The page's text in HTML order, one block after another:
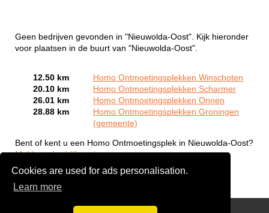
Cookies are used for ads personalisation.
Learn more
Geen bedrijven gevonden in "Nieuwolda-Oost". Kijk hieronder
voor plaatsen in de buurt van "Nieuwolda-Oost".
12.50 km
Homo Ontmoetingsplekken Winschoten
20.10 km
Homo Ontmoetingsplekken Scharmer
26.01 km
Homo Ontmoetingsplekken Onnen
28.88 km
Homo Ontmoetingsplekken Groningen
(gemeente)
Bent of kent u een Homo Ontmoetingsplek in Nieuwolda-Oost?
Meld een bedrijf gratis aan